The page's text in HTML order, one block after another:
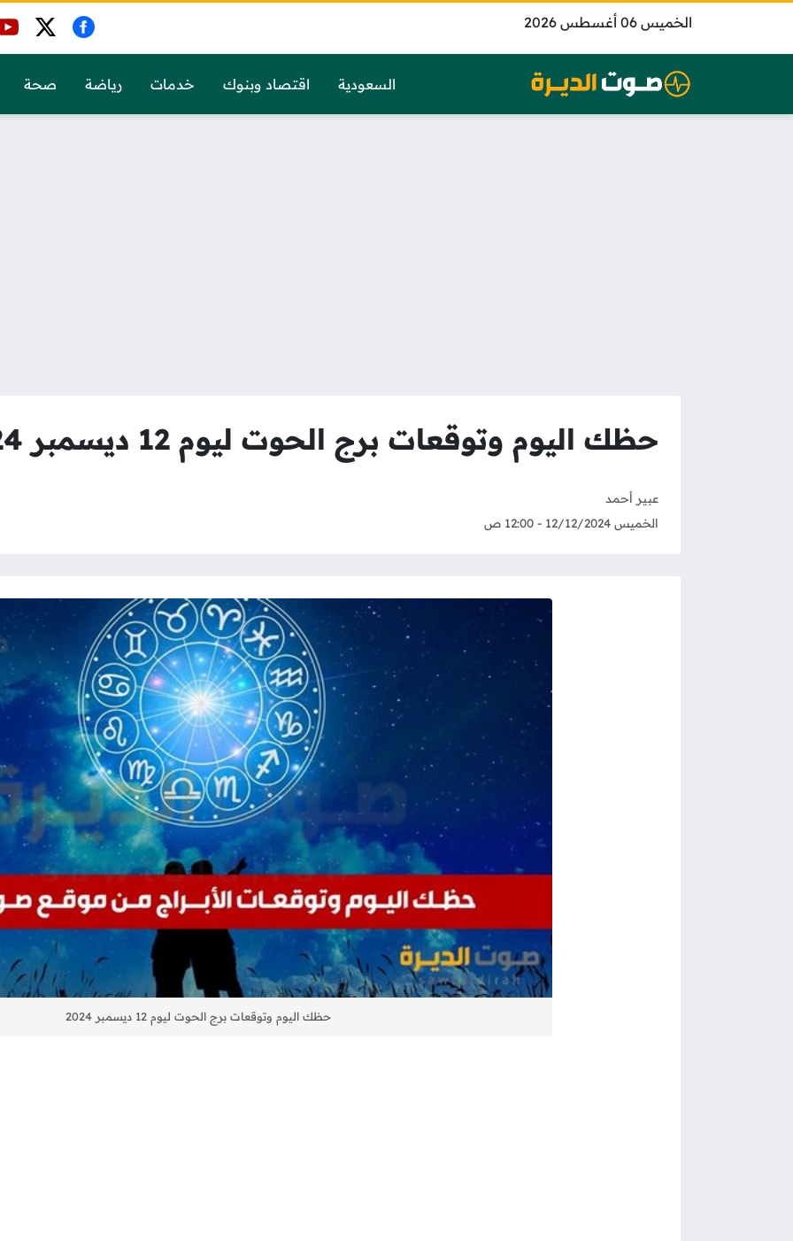
الخميس 06 أغسطس 2026
السعودية اقتصاد وبنوك خدمات رياضة صحة
حظك اليوم وتوقعات برج الحوت ليوم 12 ديسمبر 2024
عبير أحمد
الخميس 12/12/2024 - 12:00 ص
حظك اليوم وتوقعات برج الحوت ليوم 12 ديسمبر 2024